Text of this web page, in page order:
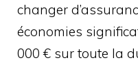
changer
économies
000 € sur toute la